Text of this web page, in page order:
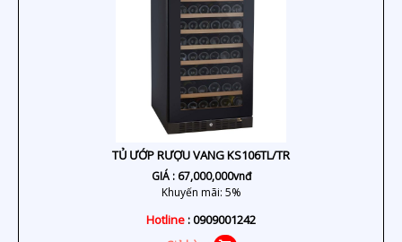
TỦ ƯỚP RƯỢU VANG KS106TL/TR
GIÁ : 67,000,000vnđ
Khuyến mãi: 5%
Hotline: 0909001242